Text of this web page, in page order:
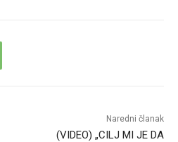
Naredni članak
(VIDEO) „CILJ MI JE DA